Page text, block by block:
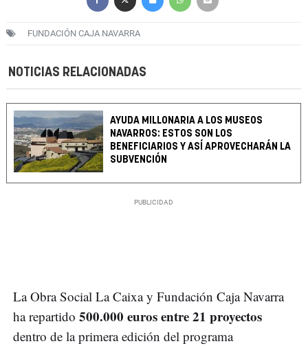
FUNDACIÓN CAJA NAVARRA
NOTICIAS RELACIONADAS
AYUDA MILLONARIA A LOS MUSEOS
NAVARROS: ESTOS SON LOS
BENEFICIARIOS Y ASÍ APROVECHARÁN LA
SUBVENCIÓN
La Obra Social La Caixa y Fundación Caja Navarra
ha repartido 500.000 euros entre 21 proyectos
dentro de la primera edición del programa